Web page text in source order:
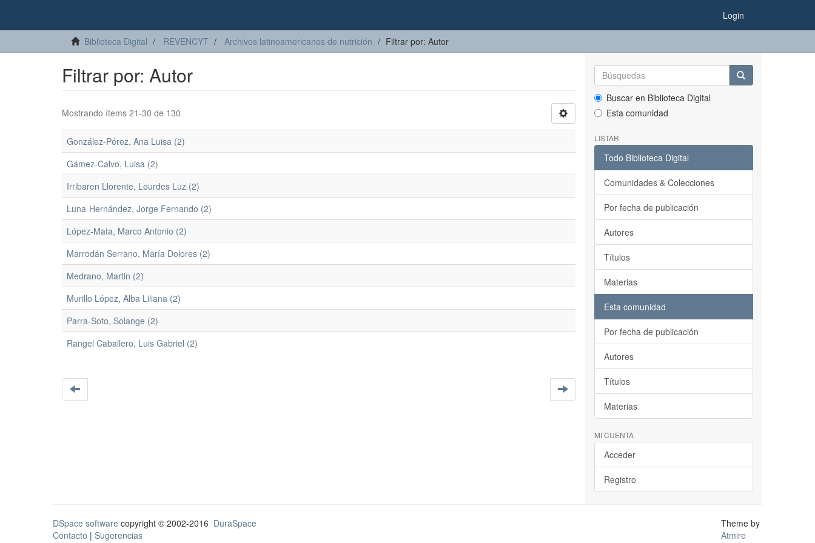
Login
Biblioteca Digital REVENCYT Archivos latinoamericanos de nutrición Filtrar por: Autor
Filtrar por: Autor
Mostrando ítems 21-30 de 130
González-Pérez, Ana Luisa (2)
Gámez-Calvo, Luisa (2)
Irribaren Llorente, Lourdes Luz (2)
Luna-Hernández, Jorge Fernando (2)
López-Mata, Marco Antonio (2)
Marrodán Serrano, María Dolores (2)
Medrano, Martin (2)
Murillo López, Alba Liliana (2)
Parra-Soto, Solange (2)
Rangel Caballero, Luis Gabriel (2)
Buscar en Biblioteca Digital
Esta comunidad
LISTAR
Todo Biblioteca Digital
Comunidades & Colecciones
Por fecha de publicación
Autores
Títulos
Materias
Esta comunidad
Por fecha de publicación
Autores
Títulos
Materias
MI CUENTA
Acceder
Registro
DSpace software copyright © 2002-2016 DuraSpace
Contacto | Sugerencias
Theme by
Atmire